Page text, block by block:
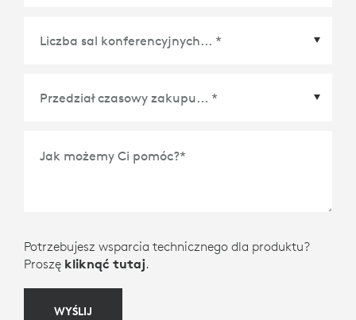
Jak możemy Ci pomóc?*
Potrzebujesz wsparcia technicznego dla produktu?
Proszę kliknąć tutaj.
WYŚLIJ